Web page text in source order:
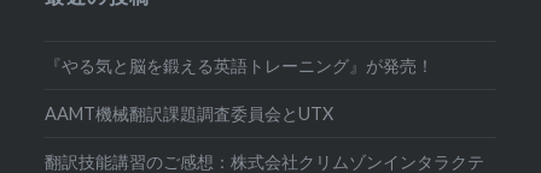
『やる気と脳を鍛える英語トレーニング』が発売！
AAMT機械翻訳課題調査委員会とUTX
翻訳技能講習のご感想：株式会社クリムゾンインタラクテ